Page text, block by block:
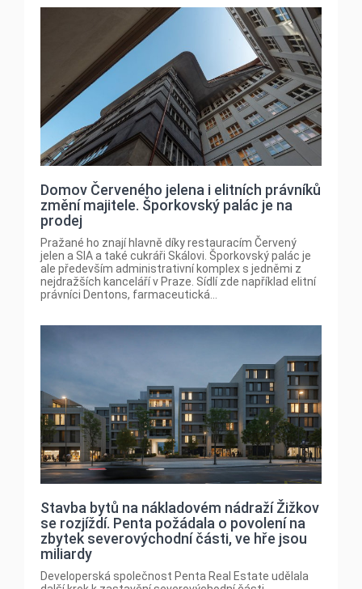
Domov Červeného jelena i elitních právníků
změní majitele. Šporkovský palác je na
prodej
Pražané ho znají hlavně díky restauracím Červený
jelen a SIA a také cukráři Skálovi. Šporkovský palác je
ale především administrativní komplex s jedněmi z
nejdražších kanceláří v Praze. Sídlí zde například elitní
právníci Dentons, farmaceutická...
Stavba bytů na nákladovém nádraží Žižkov
se rozjíždí. Penta požádala o povolení na
zbytek severovýchodní části, ve hře jsou
miliardy
Developerská společnost Penta Real Estate udělala